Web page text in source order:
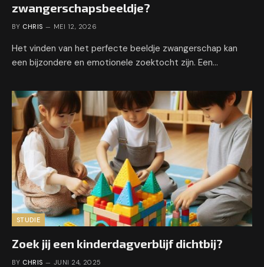
zwangerschapsbeeldje?
BY CHRIS MEI 12, 2026
Het vinden van het perfecte beeldje zwangerschap kan
een bijzondere en emotionele zoektocht zijn. Een…
STUDIE
Zoek jij een kinderdagverblijf dichtbij?
BY CHRIS JUNI 24, 2025